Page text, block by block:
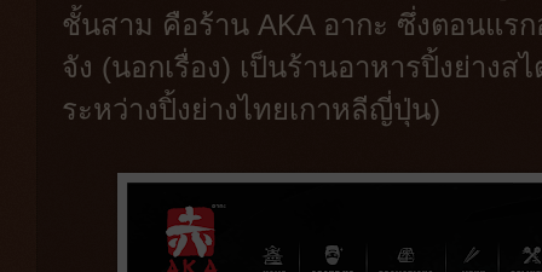
ชั้นสาม คือร้าน AKA อากะ ซึ่งตอนแร
จัง (นอกเรื่อง) เป็นร้านอาหารปิ้งย่างส
ระหว่างปิ้งย่างไทยเกาหลีญี่ปุ่น)